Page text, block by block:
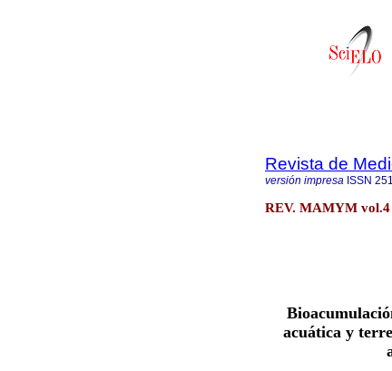
Revista de
versión impresa ISSN
REV. MAMYM
acuática y